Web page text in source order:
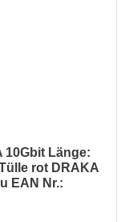
10Gbit Länge:
rot DRAKA
EAN Nr.: